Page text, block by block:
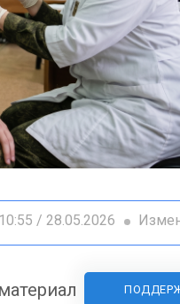
10:55 / 28.05.2026